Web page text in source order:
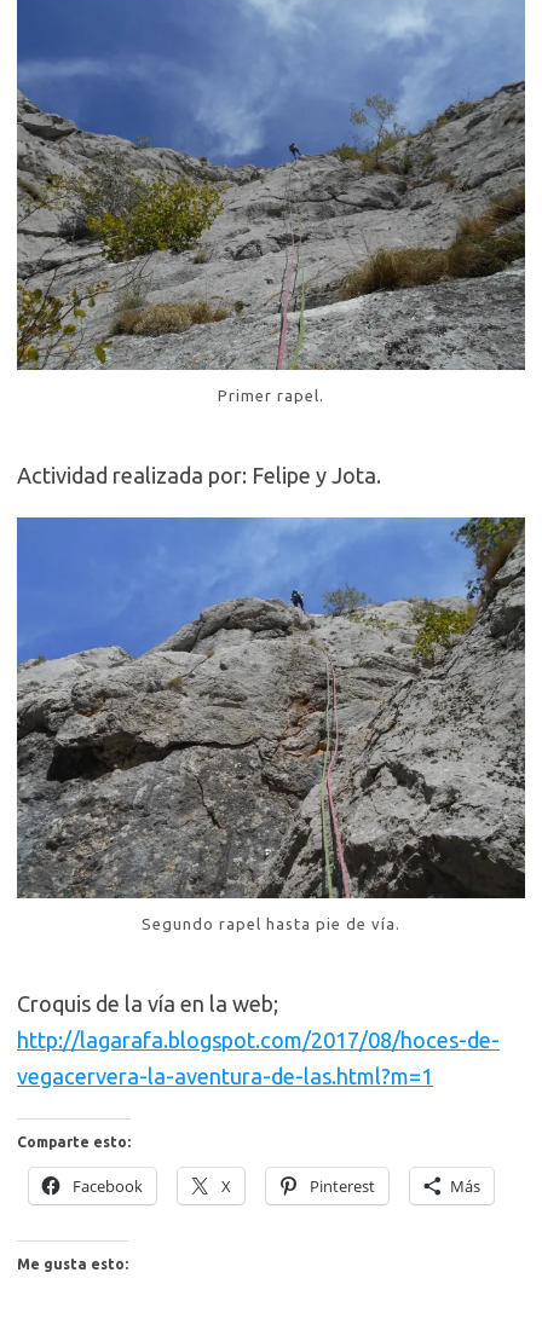
Primer rapel.
Actividad realizada por: Felipe y Jota.
Segundo rapel hasta pie de vía.
Croquis de la vía en la web;
http://lagarafa.blogspot.com/2017/08/hoces-de-
vegacervera-la-aventura-de-las.html?m=1
Comparte esto:
Facebook X Pinterest Más
Me gusta esto: